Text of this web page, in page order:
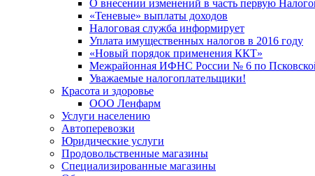
О внесении изменений в часть первую
«Теневые» выплаты доходов
Налоговая служба информирует
Уплата имущественных налогов в 2016 году
«Новый порядок применения ККТ»
Межрайонная ИФНС России № 6 по
Уважаемые налогоплательщики!
Красота и здоровье
ООО Ленфарм
Услуги населению
Автоперевозки
Юридические услуги
Продовольственные магазины
Специализированные магазины